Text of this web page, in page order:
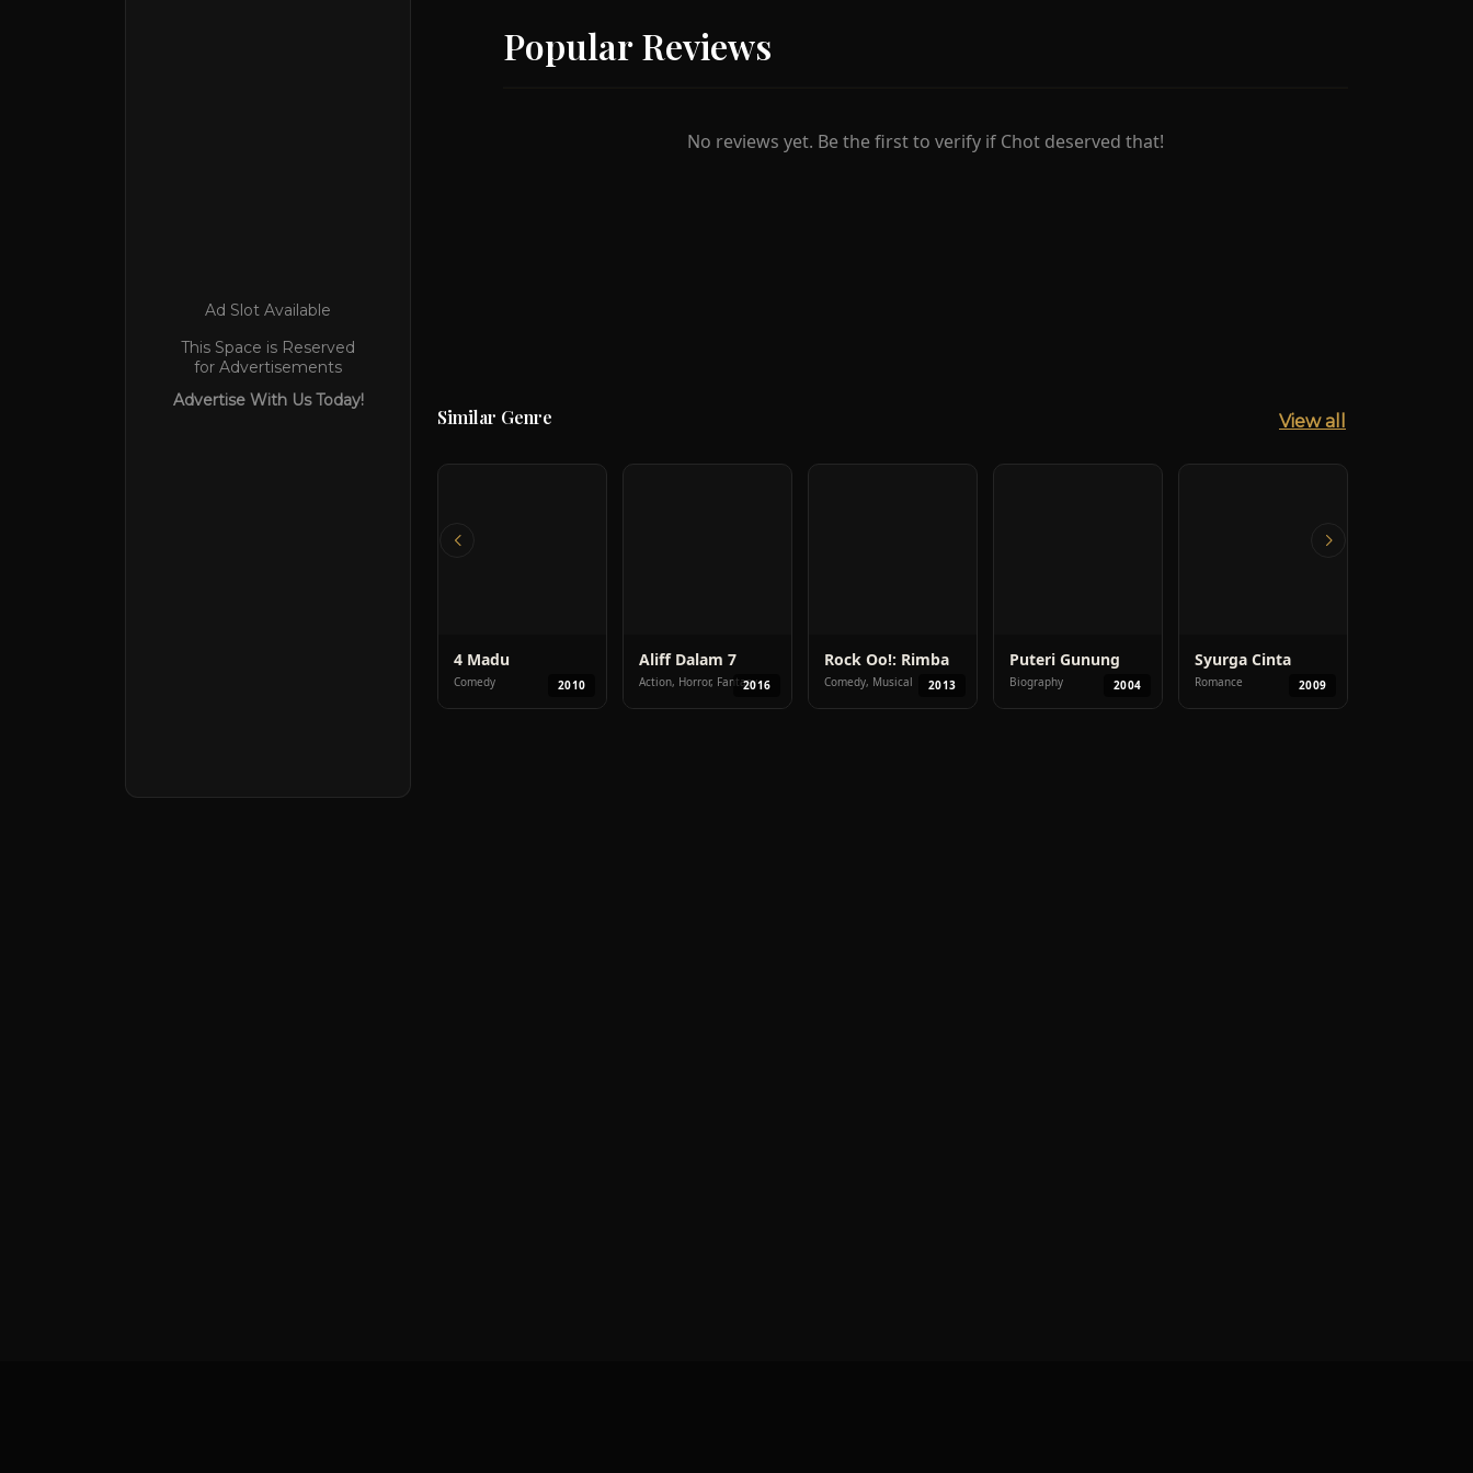
Ad Slot Available
This Space is Reserved
for Advertisements
Advertise With Us Today!
Popular Reviews
No reviews yet. Be the first to verify if Chot deserved that!
Similar Genre View all
4 Madu
Comedy 2010
Aliff Dalam 7
Dimensi
Action, Horror, Fantasy2016
Rock Oo!: Rimba
Bara Kembali
Comedy, Musical 2013
Puteri Gunung
Ledang
Biography 2004
Syurga Cinta
Romance 2009